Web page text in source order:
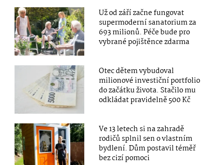
Už od září začne fungovat
supermoderní sanatorium za
693 milionů. Péče bude pro
vybrané pojištěnce zdarma
Otec dětem vybudoval
milionové investiční portfolio
do začátku života. Stačilo mu
odkládat pravidelně 500 Kč
Ve 13 letech si na zahradě
rodičů splnil sen o vlastním
bydlení. Dům postavil téměř
bez cizí pomoci